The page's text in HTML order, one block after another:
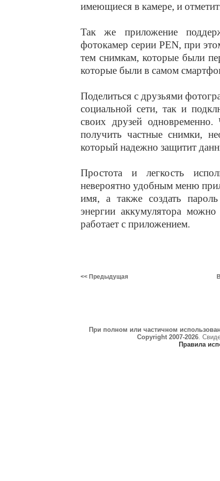
имеющиеся в камере, и
Так же приложение
фотокамер серии PEN, при
тем снимкам, которые были
которые были в самом
Поделиться с друзьями
социальной сети, так и
своих друзей
получить частные снимки,
который надежно защитит
Простота и легкость
невероятно удобным меню
имя, а также создать
энергии аккумулятора
работает с приложением.
<< Предыдущая
При полном или частичном
Copyright 2007-2026.
Правила